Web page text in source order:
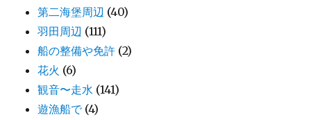
第二海堡周辺 (40)
羽田周辺 (111)
船の整備や免許 (2)
花火 (6)
観音〜走水 (141)
遊漁船で(4)